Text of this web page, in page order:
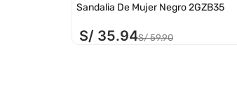
Sandalia De Mujer Negro 2GZB35
S/ 35.94S/ 59.90